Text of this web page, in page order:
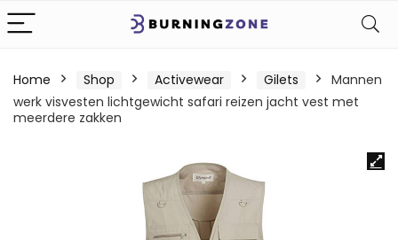
Home Shop Activewear Gilets
Mannen
werk visvesten lichtgewicht safari reizen jacht vest met
meerdere zakken